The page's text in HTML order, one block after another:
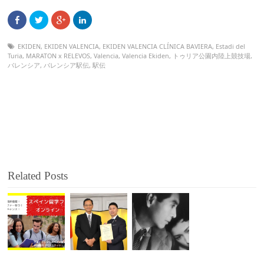
EKIDEN, EKIDEN VALENCIA, EKIDEN VALENCIA CLÍNICA BAVIERA, Estadi del
Turia, MARATON x RELEVOS,Valencia,Valencia Ekiden, トゥリア公園内陸上競技場,
バレンシア, バレンシア駅伝,駅伝
Related Posts